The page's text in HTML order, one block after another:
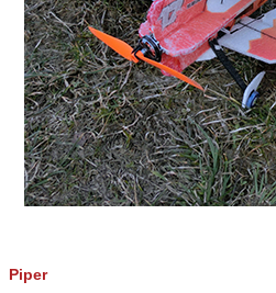
Piper